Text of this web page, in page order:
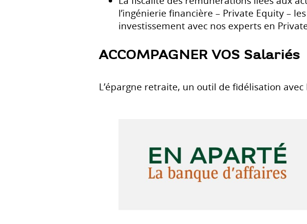
l’ingénierie financière – Private Equity –
investissement avec nos experts en
ACCOMPAGNER VOS Salariés
L’épargne retraite, un outil de fidélisation avec